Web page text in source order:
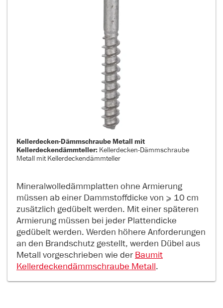
Kellerdecken-Dämmschraube Metall mit
Kellerdeckendämmteller: Kellerdecken-Dämmschraube
Metall mit Kellerdeckendämmteller
Mineralwolledämmplatten ohne Armierung
müssen ab einer Dammstoffdicke von ≥ 10 cm
zusätzlich gedübelt werden. Mit einer späteren
Armierung müssen bei jeder Plattendicke
gedübelt werden. Werden höhere Anforderungen
an den Brandschutz gestellt, werden Dübel aus
Metall vorgeschrieben wie der Baumit
Kellerdeckendämmschraube Metall.